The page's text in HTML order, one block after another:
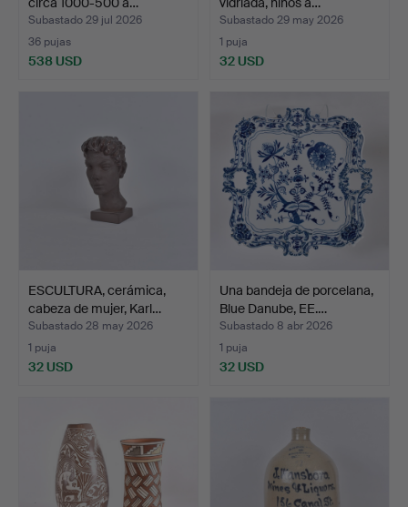
Subastado 29 jul 2026
36 pujas
538 USD
Subastado 29 may 2026
1 puja
32 USD
ESCULTURA, cerámica,
cabeza de mujer, Karl…
Subastado 28 may 2026
1 puja
32 USD
Una bandeja de porcelana,
Blue Danube, EE.…
Subastado 8 abr 2026
1 puja
32 USD